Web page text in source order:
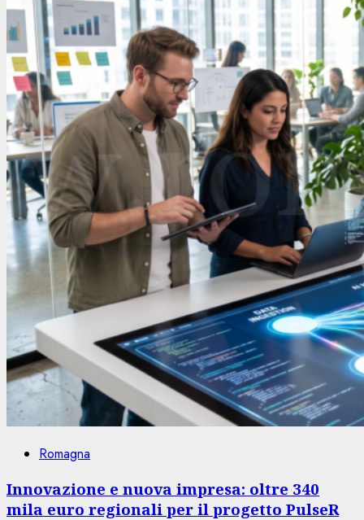
Romagna
Innovazione e nuova impresa: oltre 340
mila euro regionali per il progetto PulseR